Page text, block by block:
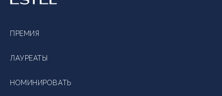
ПРЕМИЯ
ЛАУРЕАТЫ
НОМИНИРОВАТЬ